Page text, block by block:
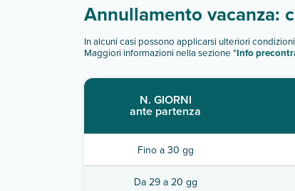
Annullamento vacanza:
In alcuni casi possono applicarsi ulteriori
Maggiori informazioni nella sezione "Info
N. GIORNI
ante partenza
Fino a 30 gg
Da 29 a 20 gg